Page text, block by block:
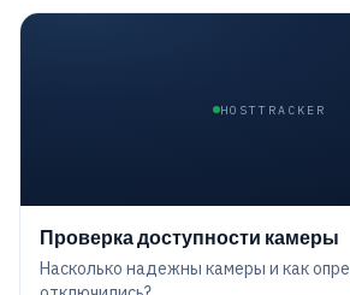
HOSTTRACKER
Проверка доступности камеры
Насколько надежны камеры и как